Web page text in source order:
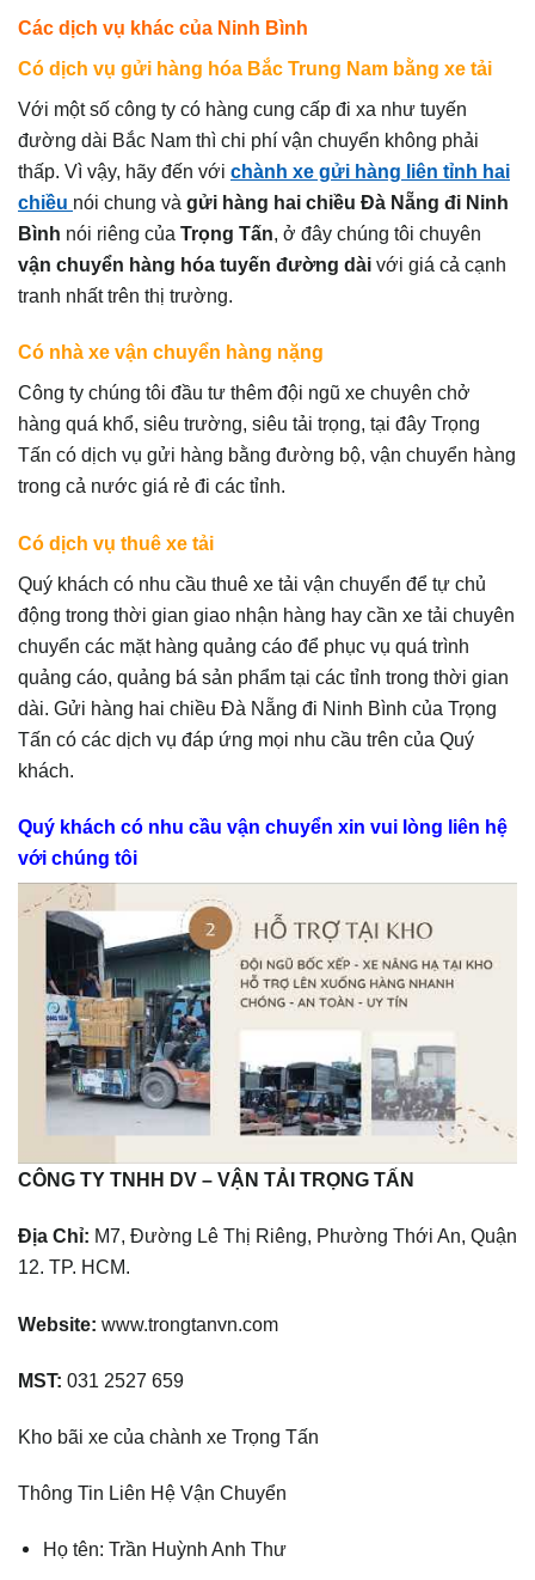
Các dịch vụ khác của Ninh Bình
Có dịch vụ gửi hàng hóa Bắc Trung Nam bằng xe tải
Với một số công ty có hàng cung cấp đi xa như tuyến
đường dài Bắc Nam thì chi phí vận chuyển không phải
thấp. Vì vậy, hãy đến với chành xe gửi hàng liên tỉnh hai
chiều nói chung và gửi hàng hai chiều Đà Nẵng đi Ninh
Bình nói riêng của Trọng Tấn, ở đây chúng tôi chuyên
vận chuyển hàng hóa tuyến đường dài với giá cả cạnh
tranh nhất trên thị trường.
Có nhà xe vận chuyển hàng nặng
Công ty chúng tôi đầu tư thêm đội ngũ xe chuyên chở
hàng quá khổ, siêu trường, siêu tải trọng, tại đây Trọng
Tấn có dịch vụ gửi hàng bằng đường bộ, vận chuyển hàng
trong cả nước giá rẻ đi các tỉnh.
Có dịch vụ thuê xe tải
Quý khách có nhu cầu thuê xe tải vận chuyển để tự chủ
động trong thời gian giao nhận hàng hay cần xe tải chuyên
chuyển các mặt hàng quảng cáo để phục vụ quá trình
quảng cáo, quảng bá sản phẩm tại các tỉnh trong thời gian
dài. Gửi hàng hai chiều Đà Nẵng đi Ninh Bình của Trọng
Tấn có các dịch vụ đáp ứng mọi nhu cầu trên của Quý
khách.
Quý khách có nhu cầu vận chuyển xin vui lòng liên hệ
với chúng tôi
CÔNG TY TNHH DV – VẬN TẢI TRỌNG TẤN
Địa Chỉ: M7, Đường Lê Thị Riêng, Phường Thới An, Quận
12. TP. HCM.
Website: www.trongtanvn.com
MST: 031 2527 659
Kho bãi xe của chành xe Trọng Tấn
Thông Tin Liên Hệ Vận Chuyển
Họ tên: Trần Huỳnh Anh Thư